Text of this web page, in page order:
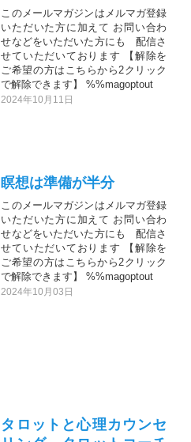
このメールマガジンはメルマガ登録
いただいた方に加えて お問い合わ
せなどをいただいた方にも 配信さ
せていただいております 【解除を
ご希望の方はこちらから2クリック
で解除できます】 %%magoptout
2024年10月11日
瞑想は準備が半分
このメールマガジンはメルマガ登録
いただいた方に加えて お問い合わ
せなどをいただいた方にも 配信さ
せていただいております 【解除を
ご希望の方はこちらから2クリック
で解除できます】 %%magoptout
2024年10月03日
タロットと心理カウンセ